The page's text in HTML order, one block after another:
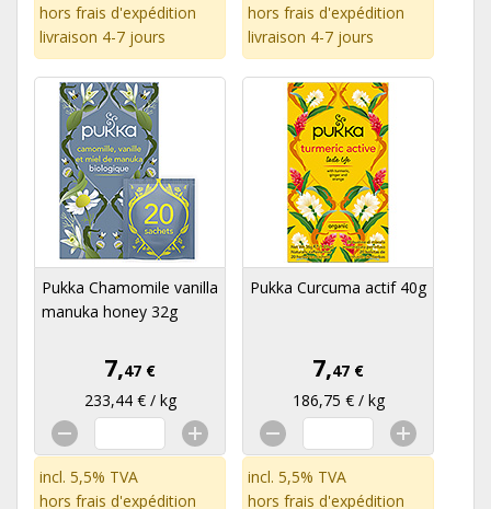
hors frais d'expédition
livraison 4-7 jours
hors frais d'expédition
livraison 4-7 jours
Pukka Chamomile vanilla
manuka honey 32g
7,47 €
233,44 € / kg
incl. 5,5% TVA
hors frais d'expédition
Pukka Curcuma actif 40g
7,47 €
186,75 € / kg
incl. 5,5% TVA
hors frais d'expédition